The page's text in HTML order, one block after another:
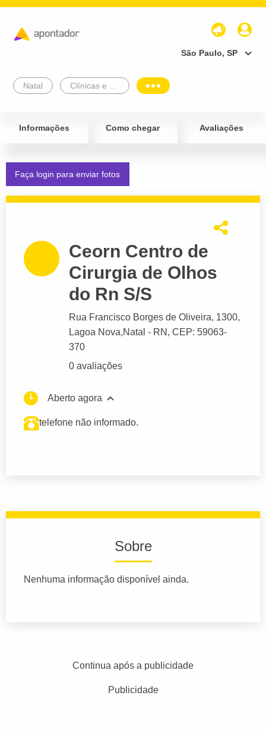
São Paulo, SP
Natal
Informações Como chegar Avaliações
Faça login para enviar fotos
Ceorn Centro de
Cirurgia de Olhos
do Rn S/S
Rua Francisco Borges de Oliveira, 1300,
Lagoa Nova,Natal - RN, CEP: 59063-
370
0 avaliações
Aberto agora
telefone não informado.
Sobre
Nenhuma informação disponível ainda.
Continua após a publicidade
Publicidade